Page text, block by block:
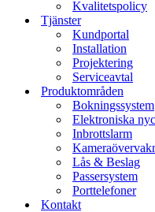
Kvalitetspolicy
Tjänster
Kundportal
Installation
Projektering
Serviceavtal
Produktområden
Bokningssystem
Elektroniska
Inbrottslarm
Lås & Beslag
Passersystem
Porttelefoner
Kontakt